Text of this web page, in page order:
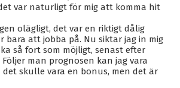
var naturligt för mig att komma hit
olägligt, det var en riktigt dålig
bara att jobba på. Nu siktar jag in mig
så fort som möjligt, senast efter
man prognosen kan jag vara
skulle vara en bonus, men det är